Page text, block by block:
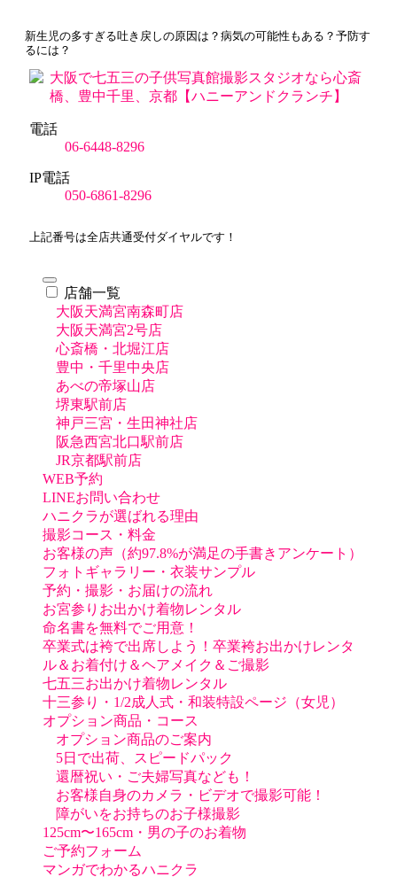
新生児の多すぎる吐き戻しの原因は？病気の可能性もある？予防す
るには？
電話
06-6448-8296
IP電話
050-6861-8296
上記番号は全店共通受付ダイヤルです！
店舗一覧
大阪天満宮南森町店
大阪天満宮2号店
心斎橋・北堀江店
豊中・千里中央店
あべの帝塚山店
堺東駅前店
神戸三宮・生田神社店
阪急西宮北口駅前店
JR京都駅前店
WEB予約
LINEお問い合わせ
ハニクラが選ばれる理由
撮影コース・料金
お客様の声（約97.8%が満足の手書きアンケート）
フォトギャラリー・衣装サンプル
予約・撮影・お届けの流れ
お宮参りお出かけ着物レンタル
命名書を無料でご用意！
卒業式は袴で出席しよう！卒業袴お出かけレンタ
ル＆お着付け＆ヘアメイク＆ご撮影
七五三お出かけ着物レンタル
十三参り・1/2成人式・和装特設ページ（女児）
オプション商品・コース
オプション商品のご案内
5日で出荷、スピードパック
還暦祝い・ご夫婦写真なども！
お客様自身のカメラ・ビデオで撮影可能！
障がいをお持ちのお子様撮影
125cm〜165cm・男の子のお着物
ご予約フォーム
マンガでわかるハニクラ